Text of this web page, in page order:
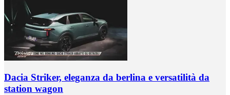
Dacia Striker, eleganza da berlina e versatilità da
station wagon